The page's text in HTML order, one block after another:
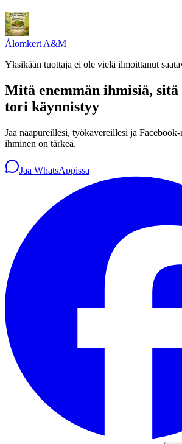
Álomkert A&M
Yksikään tuottaja ei ole vielä ilmoittanut
Mitä enemmän ihmisiä, sitä
tori käynnistyy
Jaa naapureillesi, työkavereillesi ja
ihminen on tärkeä.
Jaa WhatsAppissa